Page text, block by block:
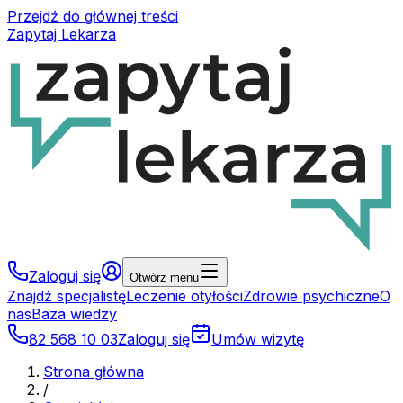
Przejdź do głównej treści
Zapytaj Lekarza
Zaloguj się Otwórz menu
Znajdź specjalistęLeczenie otyłościZdrowie psychiczneO
nasBaza wiedzy
82 568 10 03Zaloguj się
Umów wizytę
Strona główna
/